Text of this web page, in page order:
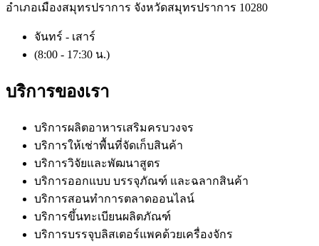
อำเภอเมืองสมุทรปราการ จังหวัดสมุทรปราการ 10280
จันทร์ - เสาร์
(8:00 - 17:30 น.)
บริการของเรา
บริการผลิตอาหารเสริมครบวงจร
บริการให้เช่าพื้นที่จัดเก็บสินค้า
บริการวิจัยและพัฒนาสูตร
บริการออกแบบ บรรจุภัณฑ์ และฉลากสินค้า
บริการสอนทำการตลาดออนไลน์
บริการขึ้นทะเบียนผลิตภัณฑ์
บริการบรรจุบลิสเตอร์แพคด้วยเครื่องจักร